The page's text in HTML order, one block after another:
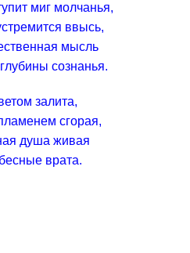
миг молчанья,
ввысь,
мысль
сознанья.
залита,
сгорая,
душа живая
врата.